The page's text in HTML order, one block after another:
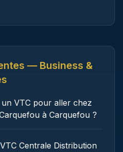
— Business &
VTC pour aller chez
à Carquefou ?
Centrale Distribution